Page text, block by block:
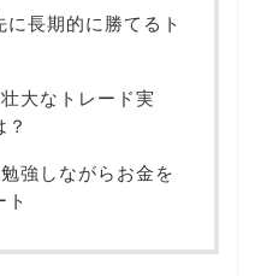
長期的に勝てるト
大なトレード実
強しながらお金を
ト